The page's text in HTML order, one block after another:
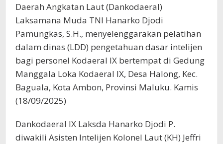
Daerah Angkatan Laut (Dankodaeral)
Laksamana Muda TNI Hanarko Djodi
Pamungkas, S.H., menyelenggarakan pelatihan
dalam dinas (LDD) pengetahuan dasar intelijen
bagi personel Kodaeral IX bertempat di Gedung
Manggala Loka Kodaeral IX, Desa Halong, Kec.
Baguala, Kota Ambon, Provinsi Maluku. Kamis
(18/09/2025)
Dankodaeral IX Laksda Hanarko Djodi P.
diwakili Asisten Intelijen Kolonel Laut (KH) Jeffri